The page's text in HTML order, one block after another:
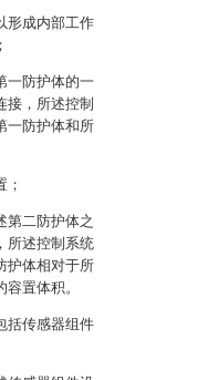
形成内部工作
一防护体的一
接，所述控制
一防护体和所
第二防护体之
所述控制系统
护体相对于所
置体积。
括传感器组件